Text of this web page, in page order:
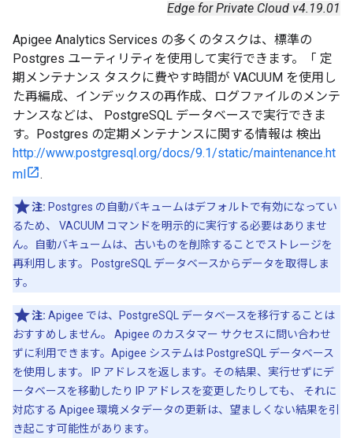
Edge for Private Cloud v4.19.01
Apigee Analytics Services の多くのタスクは、標準の
Postgres ユーティリティを使用して実行できます。「 定
期メンテナンス タスクに費やす時間が VACUUM を使用し
た再編成、インデックスの再作成、ログファイルのメンテ
ナンスなどは、 PostgreSQL データベースで実行できま
す。Postgres の定期メンテナンスに関する情報は 検出
http://www.postgresql.org/docs/9.1/static/maintenance.ht
ml
.
注: Postgres の自動バキュームはデフォルトで有効になってい
るため、 VACUUM コマンドを明示的に実行する必要はありませ
ん。自動バキュームは、古いものを削除することでストレージを
再利用します。 PostgreSQL データベースからデータを取得しま
す。
注: Apigee では、PostgreSQL データベースを移行することは
おすすめしません。 Apigee のカスタマー サクセスに問い合わせ
ずに利用できます。Apigee システムは PostgreSQL データベース
を使用します。 IP アドレスを返します。その結果、実行せずにデ
ータベースを移動したり IP アドレスを変更したりしても、 それに
対応する Apigee 環境メタデータの更新は、望ましくない結果を引
き起こす可能性があります。